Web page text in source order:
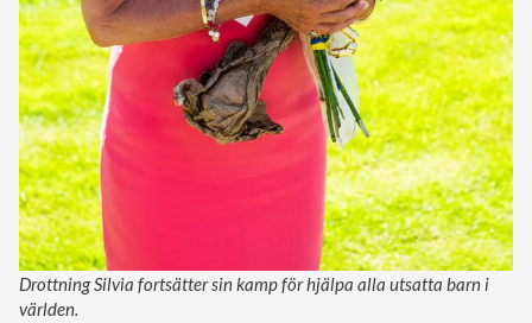
Drottning Silvia fortsätter sin kamp för hjälpa alla utsatta barn i
världen.